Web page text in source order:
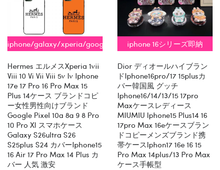
iphone/galaxy/xperia/google/aquos
Hermes エルメスxperia 1vii
Viii 10 Vi Vii Viii 5v Iv Iphone
17e 17 Pro 16 Pro Max 15
Plus 14ケース ブランドコピ
ー女性男性向けブランド
Google Pixel 10a 8a 9 8 Pro
10 Pro Xl スマホケース
Galaxy S26ultra S26
S25plus S24 カバーiphone15
16 Air 17 Pro Max 14 Plus カ
バー 人気 激安
iphone 16シリーズ即納
Dior ディオールハイブラン
ドiphone16pro/17 15plusカ
バー韓国風 グッチ
Iphone16/14/13/15 17pro
Maxケースレディース
MIUMIU Iphone15 Plus14 16
17pro Max 16eケースブラン
ドコピーメンズブランド携
帯ケースiphon17 16e 16 15
Pro Max 14plus/13 Pro Max
ケース手帳型